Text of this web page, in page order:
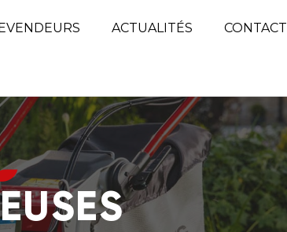
ACTUALITÉS CONTACT